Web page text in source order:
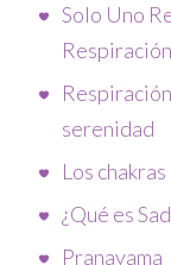
Solo Uno
serenidad
Los chakras
¿Qué es
Pranayama